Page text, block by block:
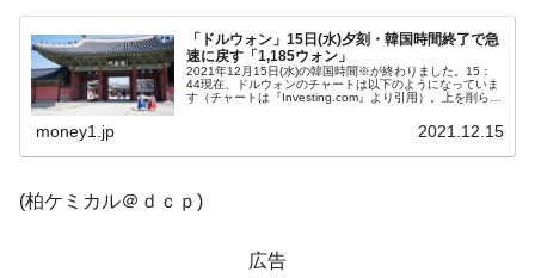
韓国政府『BYD』車への補助金を全廃 ⇒ 実
は韓国で『BYD』車は売れている。6カ月で対前年同期比
1.9倍！
『Money1』
在韓米国大使スティールが着韓！⇒ さっそ
く空港に詰めかけ「出て行け！」「極右勢力」のプラカー
『Money1』
韓国政府「2035年までに18.4GW規模のAIデ
「ドルウォン」15日(水)夕刻・韓国時間終了で急
速に戻す「1,185ウォン」
2021年12月15日(水)の韓国時間※が終わりました。15：
44現在、ドルウォンのチャートは以下のようになっていま
す（チャートは『Investing.com』より引用）。上を削られ
money1.jp 2021.12.15
(柏ケミカル＠ｄｃｐ)
広告